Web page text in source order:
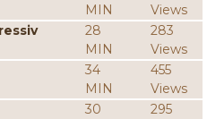
MIN
Views
28
MIN
283
Views
34
MIN
455
Views
30
295